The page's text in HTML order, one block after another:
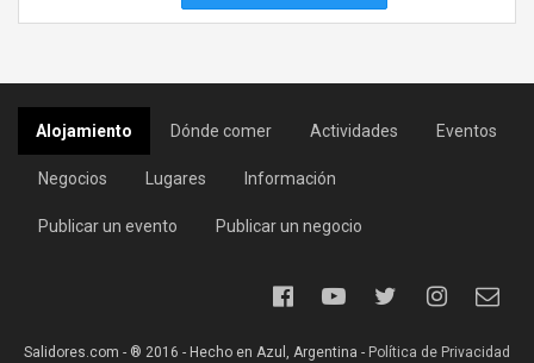
Alojamiento Dónde comer Actividades Eventos
Negocios Lugares Información
Publicar un evento Publicar un negocio
Salidores.com - ® 2016 - Hecho en Azul, Argentina - Política de Privacidad